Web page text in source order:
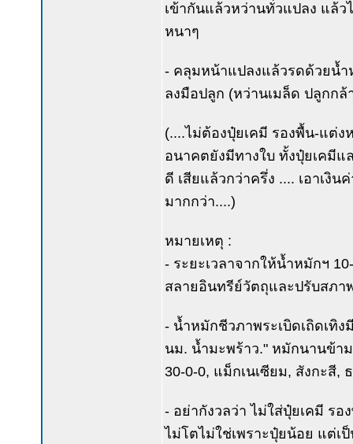
เข้ากันแล้วหว่านทั่วแปลง แล้
หนาๆ
- คลุมหน้าแปลงแล้วรดด้วยน้ำ
ลงมือปลูก (หว่านเมล็ด ปลูกกล้
(....ไม่ต้องปุ๋ยเคมี รองพื้น-แต่ง
อนาคตยังมีทางใบ ทั้งปุ๋ยเคมี
ดี เสียแล้วกว่าครึ่ง .... เอาเงิ
มากกว่า....)
หมายเหตุ :
- ระยะเวลาจากให้น้ำหมักฯ
สลายอินทรีย์วัตถุและปรับสภา
- น้ำหมักชีวภาพระเบิดเถิดเทิ
นม. น้ำมะพร้าว." หมักนานข้า
30-0-0, แม็กเนเซียม, สังกะสี,
- อย่ากังวลว่า ไม่ใส่ปุ๋ยเคมี ร
ไม่โตไม่ใช่เพราะปุ๋ยน้อย แต่เ